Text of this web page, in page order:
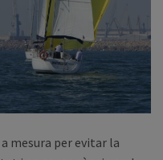
mesura per evitar la